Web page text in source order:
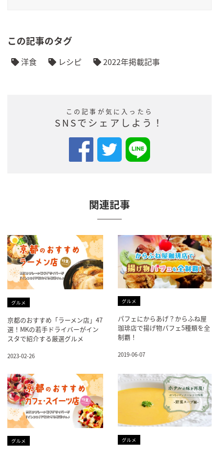
この記事のタグ
洋食 レシピ 2022年掲載記事
この記事が気に入ったら
SNSでシェアしよう！
関連記事
グルメ
京都のおすすめ「ラーメン店」47
選！MKの若手ドライバーがイン
スタで紹介する厳選グルメ
2023-02-26
グルメ
パフェにからあげ？からふね屋
珈琲店で揚げ物パフェ5種類を全
制覇！
2019-06-07
グルメ グルメ